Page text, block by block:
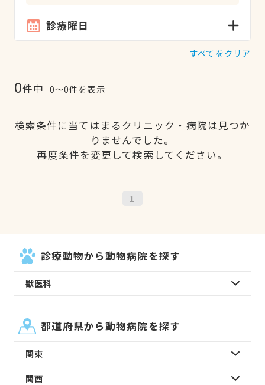
診療曜日
すべてをクリア
0件中 0〜0件を表示
検索条件に当てはまるクリニック・病院は見つか
りませんでした。
再度条件を変更して検索してください。
1
診療動物から動物病院を探す
獣医科
都道府県から動物病院を探す
関東
関西